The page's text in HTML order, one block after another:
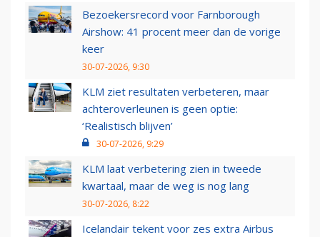
Bezoekersrecord voor Farnborough
Airshow: 41 procent meer dan de vorige
keer
30-07-2026, 9:30
KLM ziet resultaten verbeteren, maar
achteroverleunen is geen optie:
‘Realistisch blijven’
30-07-2026, 9:29
KLM laat verbetering zien in tweede
kwartaal, maar de weg is nog lang
30-07-2026, 8:22
Icelandair tekent voor zes extra Airbus